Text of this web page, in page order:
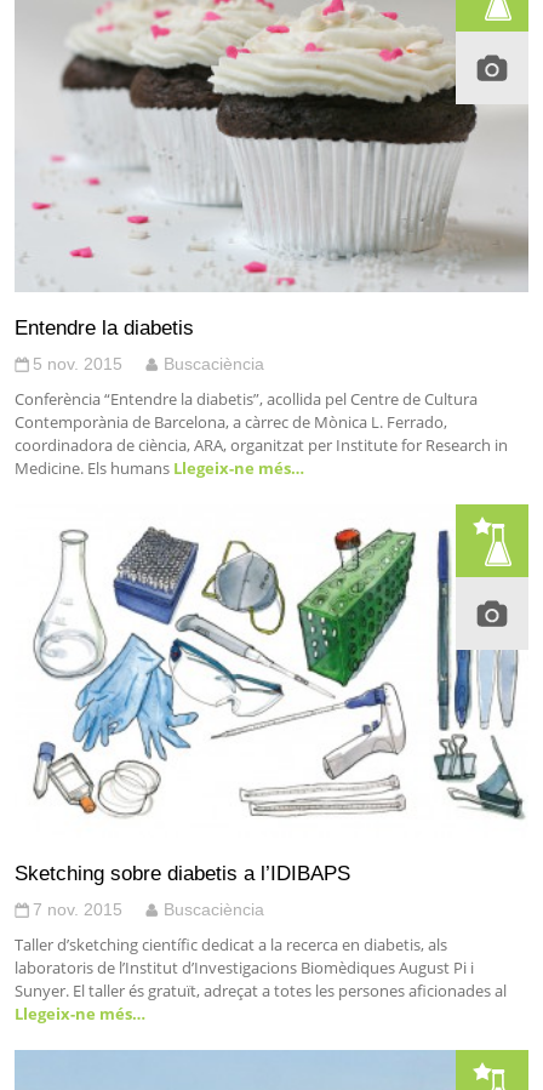
Entendre la diabetis
5 nov. 2015 Buscaciència
Conferència “Entendre la diabetis”, acollida pel Centre de Cultura
Contemporània de Barcelona, a càrrec de Mònica L. Ferrado,
coordinadora de ciència, ARA, organitzat per Institute for Research in
Medicine. Els humans Llegeix-ne més…
Sketching sobre diabetis a l’IDIBAPS
7 nov. 2015 Buscaciència
Taller d’sketching científic dedicat a la recerca en diabetis, als
laboratoris de l’Institut d’Investigacions Biomèdiques August Pi i
Sunyer. El taller és gratuït, adreçat a totes les persones aficionades al
Llegeix-ne més…